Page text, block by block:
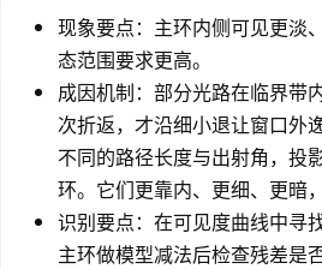
现象要点：主环内侧可见更淡
态范围要求更高。
成因机制：部分光路在临界带
次折返，才沿细小退让窗口外
不同的路径长度与出射角，投
环。它们更靠内、更细、更暗
识别要点：在可见度曲线中寻
主环做模型减法后检查残差是